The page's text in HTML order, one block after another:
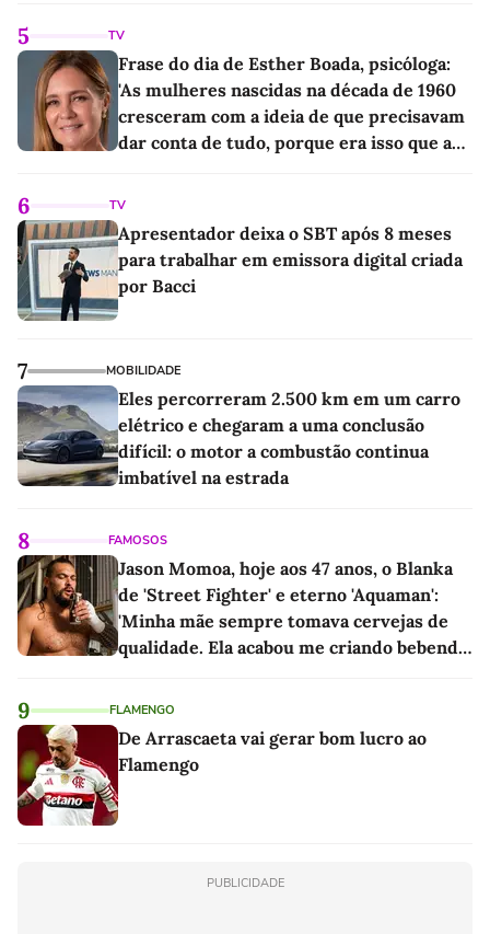
5 TV
Frase do dia de Esther Boada, psicóloga:
'As mulheres nascidas na década de 1960
cresceram com a ideia de que precisavam
dar conta de tudo, porque era isso que a
6 TV
Apresentador deixa o SBT após 8 meses
para trabalhar em emissora digital criada
por Bacci
7 MOBILIDADE
Eles percorreram 2.500 km em um carro
elétrico e chegaram a uma conclusão
difícil: o motor a combustão continua
imbatível na estrada
8 FAMOSOS
Jason Momoa, hoje aos 47 anos, o Blanka
de 'Street Fighter' e eterno 'Aquaman':
'Minha mãe sempre tomava cervejas de
qualidade. Ela acabou me criando bebendo
9 FLAMENGO
De Arrascaeta vai gerar bom lucro ao
Flamengo
PUBLICIDADE